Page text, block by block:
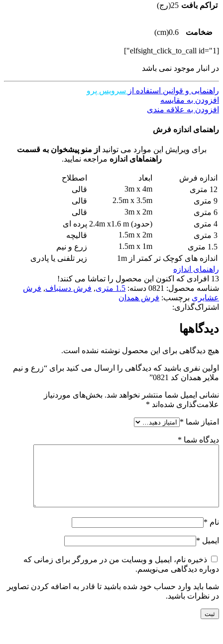
تراکم بافت 25(رج)
ضخامت 0.6(cm)
[elfsight_click_to_call id="1"]
در انبار موجود نمی باشد
راهنمایی و قوانین استفاده از سرویس پرو
افزودن به مقایسه
افزودن به علاقه مندی
راهنمای اندازه فرش
برای ویرایش این موارد می توانید از منو پیشخوان به قسمت
راهنماهای اندازه مراجعه نمایید.
اندازه فرش ابعاد
اصطلاح
12 متری
3m x 4m
قالی
9 متری
2.5m x 3.5m
قالی
6 متری
3m x 2m
قالی
4 متری
(حدود) 2.4m x1.6 m
پرده ای
3 متری
1.5m x 2m
قالیچه
1.5 متری
1.5m x 1m
زرع و نیم
اندازه های کوچک تر کمتر از 1m
زیر تلفنی یا پادری
راهنمای اندازه
13 افرادی که اکنون این محصول را تماشا می کنند!
شناسه محصول: 0821 دسته: 1.5 متری , فرش دستباف, فرش
عشایری برچسب: فرش همدان
اشتراک‌گذاری:
دیدگاهها
هیچ دیدگاهی برای این محصول نوشته نشده است.
اولین نفری باشید که دیدگاهی را ارسال می کنید برای “زرع و نیم
ملایر همدان کد 0821”
نشانی ایمیل شما منتشر نخواهد شد. بخش‌های موردنیاز
علامت‌گذاری شده‌اند *
امتیاز شما *
دیدگاه شما *
نام *
ایمیل *
ذخیره نام، ایمیل و وبسایت من در مرورگر برای زمانی که
دوباره دیدگاهی می‌نویسم.
شما باید وارد حساب خود شده باشید تا قادر به اضافه کردن تصاویر
در نظرات باشید.